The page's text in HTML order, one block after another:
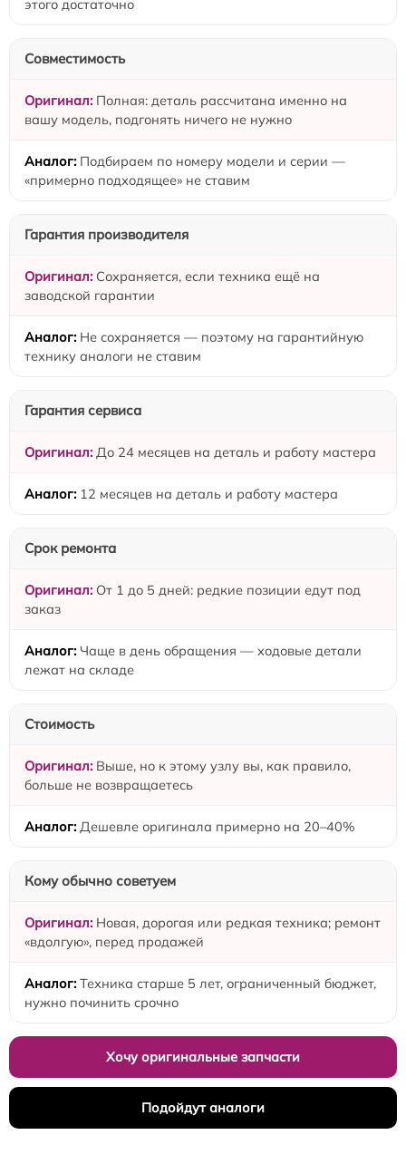
этого достаточно
Совместимость
Полная: деталь рассчитана именно на
вашу модель, подгонять ничего не нужно
Подбираем по номеру модели и серии —
«примерно подходящее» не ставим
Гарантия производителя
Сохраняется, если техника ещё на
заводской гарантии
Не сохраняется — поэтому на гарантийную
технику аналоги не ставим
Гарантия сервиса
До 24 месяцев на деталь и работу мастера
12 месяцев на деталь и работу мастера
Срок ремонта
От 1 до 5 дней: редкие позиции едут под
заказ
Чаще в день обращения — ходовые детали
лежат на складе
Стоимость
Выше, но к этому узлу вы, как правило,
больше не возвращаетесь
Дешевле оригинала примерно на 20–40%
Кому обычно советуем
Новая, дорогая или редкая техника; ремонт
«вдолгую», перед продажей
Техника старше 5 лет, ограниченный бюджет,
нужно починить срочно
Хочу оригинальные запчасти
Подойдут аналоги